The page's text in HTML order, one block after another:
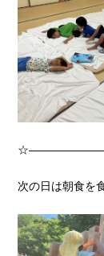
次の日は朝食を